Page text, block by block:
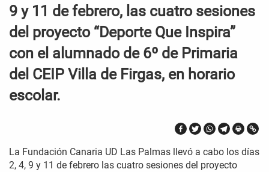
9 y 11 de febrero, las cuatro sesiones
del proyecto “Deporte Que Inspira”
con el alumnado de 6º de Primaria
del CEIP Villa de Firgas, en horario
escolar.
La Fundación Canaria UD Las Palmas llevó a cabo los días
2, 4, 9 y 11 de febrero las cuatro sesiones del proyecto